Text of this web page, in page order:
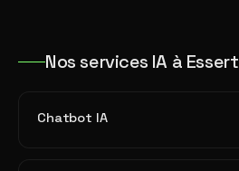
Nos services IA à Essert
Chatbot IA